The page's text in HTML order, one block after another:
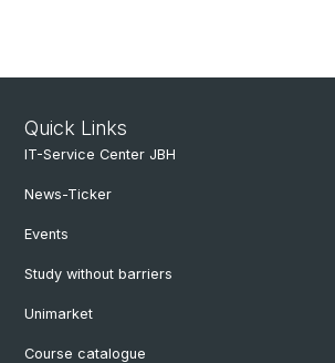
Quick Links
IT-Service Center JBH
News-Ticker
Events
Study without barriers
Unimarket
Course catalogue